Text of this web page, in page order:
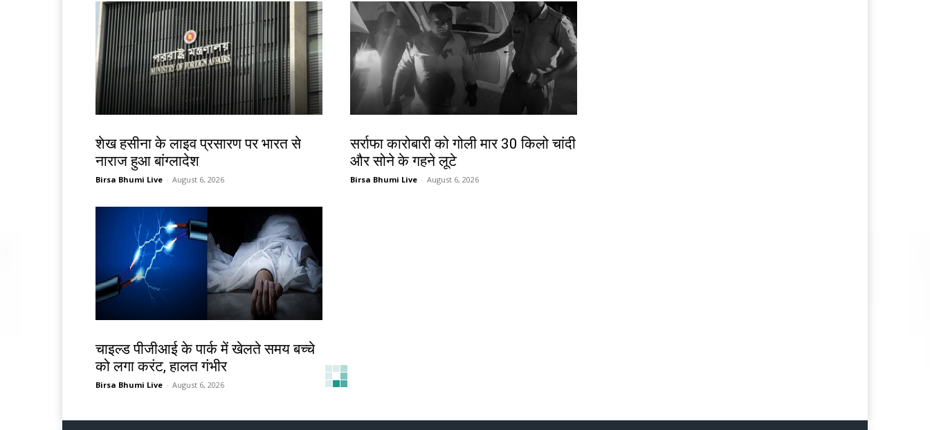
शेख हसीना के लाइव प्रसारण पर भारत से
नाराज हुआ बांग्लादेश
Birsa Bhumi Live - August 6, 2026
सर्राफा कारोबारी को गोली मार 30 किलो चांदी
और सोने के गहने लूटे
Birsa Bhumi Live - August 6, 2026
चाइल्ड पीजीआई के पार्क में खेलते समय बच्चे
को लगा करंट, हालत गंभीर
Birsa Bhumi Live - August 6, 2026